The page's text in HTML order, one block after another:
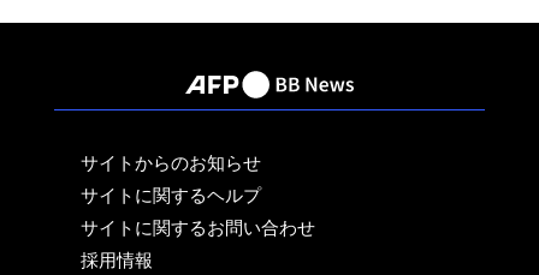
サイトからのお知らせ
サイトに関するヘルプ
サイトに関するお問い合わせ
採用情報